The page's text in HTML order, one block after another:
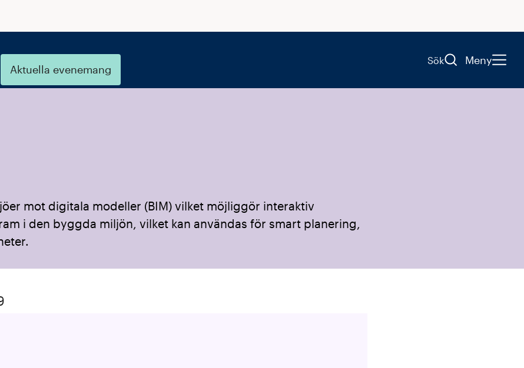
Aktuella evenemang
Sök Meny
mot digitala modeller (BIM) vilket möjliggör interaktiv
i den byggda miljön, vilket kan användas för smart planering,